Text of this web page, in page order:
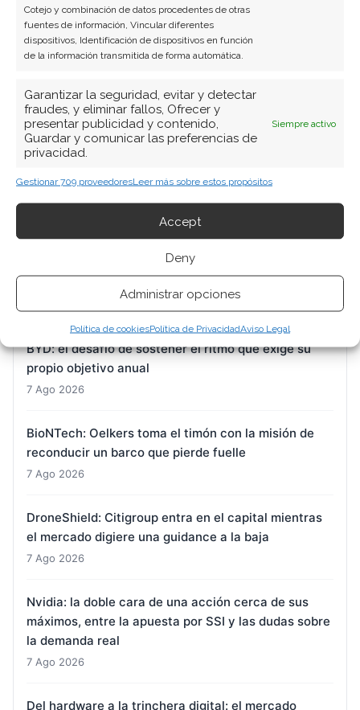
Cotejo y combinación de datos procedentes de otras
fuentes de información, Vincular diferentes
dispositivos, Identificación de dispositivos en función
de la información transmitida de forma automática.
Garantizar la seguridad, evitar y detectar
fraudes, y eliminar fallos, Ofrecer y
presentar publicidad y contenido,
Guardar y comunicar las preferencias de
privacidad.
Siempre activo
Gestionar 709 proveedoresLeer más sobre estos propósitos
Accept
Deny
Administrar opciones
Política de cookiesPolítica de PrivacidadAviso Legal
BUSCAR
BYD: el desafío de sostener el ritmo que exige su
propio objetivo anual
7 Ago 2026
BioNTech: Oelkers toma el timón con la misión de
reconducir un barco que pierde fuelle
7 Ago 2026
DroneShield: Citigroup entra en el capital mientras
el mercado digiere una guidance a la baja
7 Ago 2026
Nvidia: la doble cara de una acción cerca de sus
máximos, entre la apuesta por SSI y las dudas sobre
la demanda real
7 Ago 2026
Del hardware a la trinchera digital: el mercado